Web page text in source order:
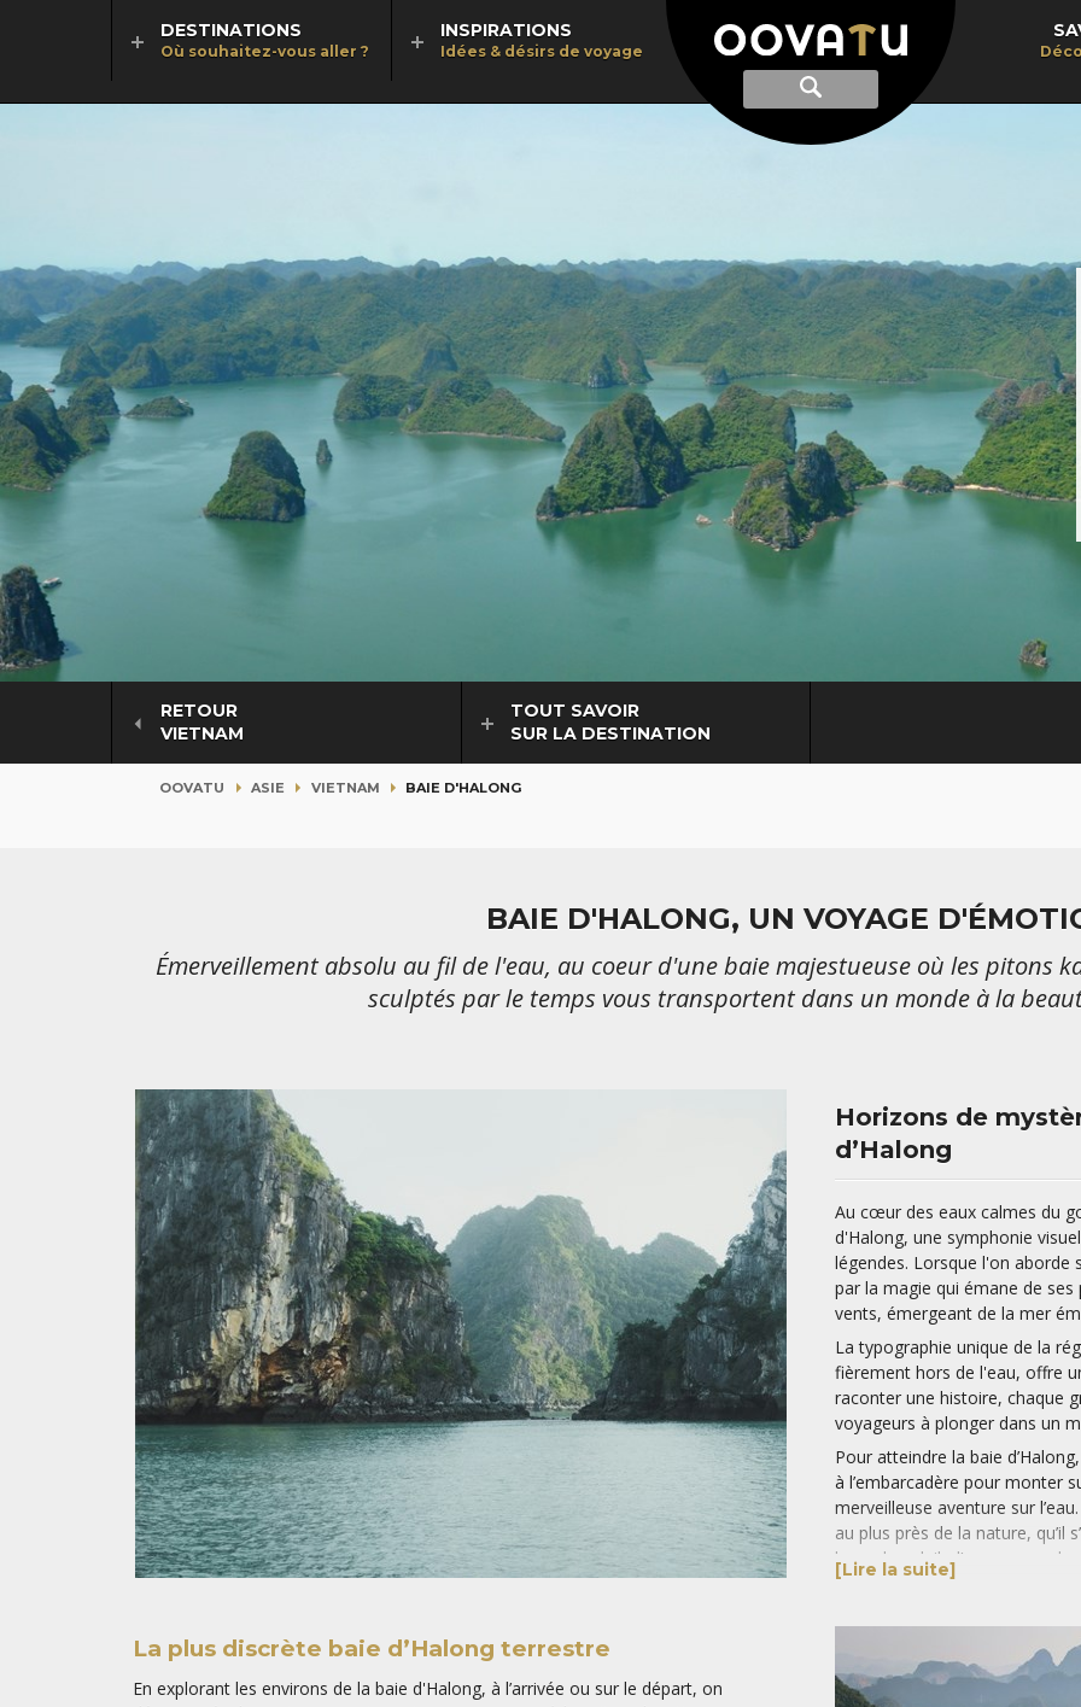
Afficher
recherche
Recherche
DESTINATIONS
Où souhaitez-vous aller ?
INSPIRATIONS
Idées & désirs de voyage
RETOUR
VIETNAM
TOUT SAVOIR
SUR LA DESTINATION
OOVATU ASIE VIETNAM BAIE D'HALONG
BAIE D'HALONG, UN VOYAGE
Émerveillement absolu au fil de l'eau, au coeur d'une baie majestueuse où les pitons
sculptés par le temps vous transportent dans un monde à la
Horizons de
d’Halong
Au cœur des eaux calmes du
d'Halong, une symphonie
légendes. Lorsque l'on
par la magie qui émane de
vents, émergeant de la mer
La typographie unique de la
fièrement hors de l'eau, offre
raconter une histoire, chaque
voyageurs à plonger dans un
Pour atteindre la baie
à l’embarcadère pour monter
merveilleuse aventure sur
au plus près de la nature, qu’il
lever du soleil, d’une
préservées, d'une session de
et enveloppe chaque jonque
Précieux joyau du Vietnam,
voyageurs en quête de cette
[Lire la suite]
La plus discrète baie d’Halong terrestre
En explorant les environs de la baie d'Halong, à l’arrivée ou sur le départ, on